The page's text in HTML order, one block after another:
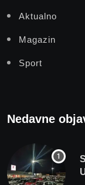
Aktualno
Magazin
Sport
Nedavne